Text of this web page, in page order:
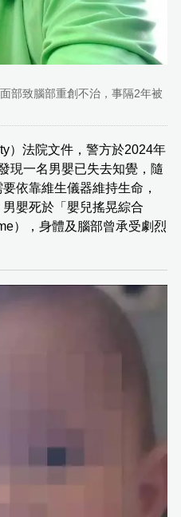
部致腦部重創不治，事隔2年被
）法院文件，警方於2024年
現一名男嬰已失去知覺，隨
依靠維生儀器維持生命，
嬰死於「嬰兒搖晃綜合
），身體及腦部曾承受劇烈